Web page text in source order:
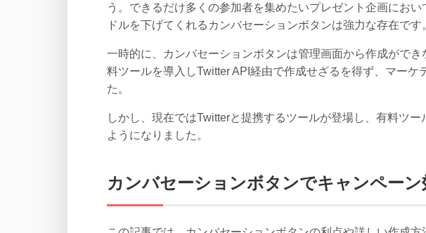
う。できるだけ多くの参加者を集めたいプレゼント企画にお
ドルを下げてくれるカンバセーションボタンは強力な存在です
一時的に、カンバセーションボタンは管理画面から作成がで
料ツールを導入しTwitter API経由で作成せざるを得ず、マーケ
た。
しかし、現在ではTwitterと提携するツールが登場し、有料ツ
ようになりました。
カンバセーションボタンでキャンペーン